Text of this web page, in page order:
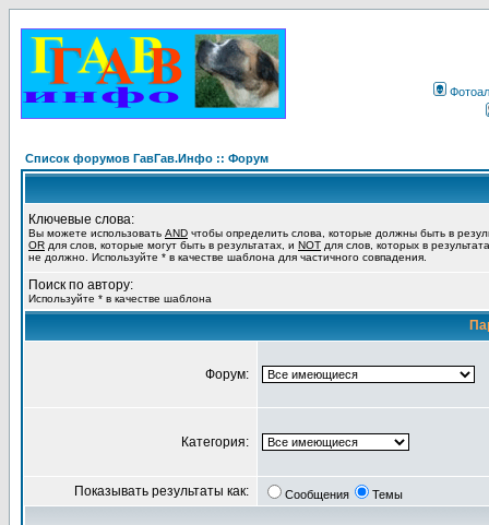
Список форумов ГавГав.Инфо :: Форум
Ключевые слова:
Вы можете использовать AND чтобы определить слова, которые должны быть в
OR для слов, которые могут быть в результатах, и NOT для слов, которых в
не должно. Используйте * в качестве шаблона для частичного совпадения.
Поиск по автору:
Используйте * в качестве шаблона
Форум:
Категория:
Показывать результаты как: Сообщения Темы